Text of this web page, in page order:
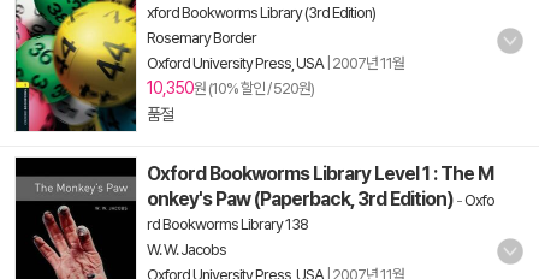
xford Bookworms Library (3rd Edition)
Rosemary Border
Oxford University Press, USA| 2007년 11월
10,350원 (10% 할인 / 520원)
품절
Oxford Bookworms Library Level 1 : The M
onkey's Paw (Paperback, 3rd Edition) -Oxfo
rd Bookworms Library 138
W. W. Jacobs
Oxford University Press, USA| 2007년 11월